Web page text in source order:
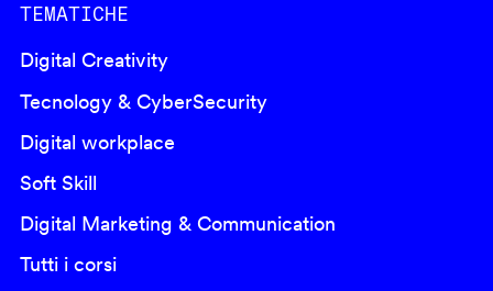
TEMATICHE
Digital Creativity
Tecnology & CyberSecurity
Digital workplace
Soft Skill
Digital Marketing & Communication
Tutti i corsi